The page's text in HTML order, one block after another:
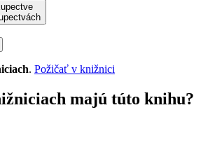
. Požičať v knižnici
majú túto knihu?